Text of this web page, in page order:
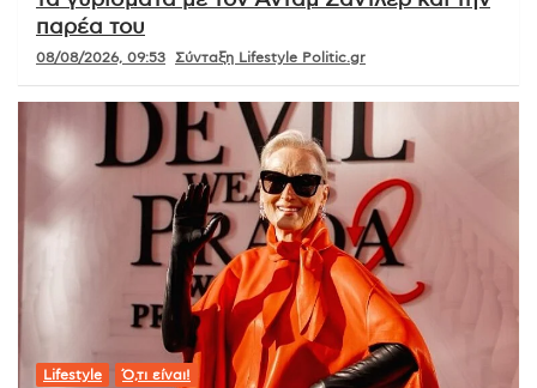
παρέα του
08/08/2026, 09:53 Σύνταξη Lifestyle Politic.gr
Lifestyle Ό,τι είναι!